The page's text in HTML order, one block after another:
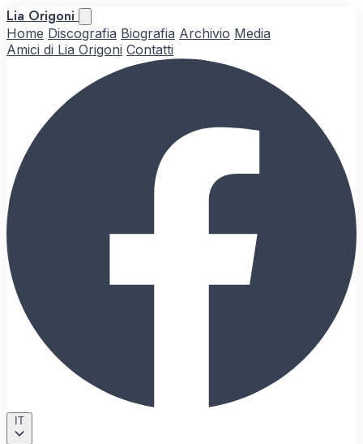
Lia Origoni
Home Discografia Biografia Archivio Media
Amici di Lia Origoni Contatti
IT